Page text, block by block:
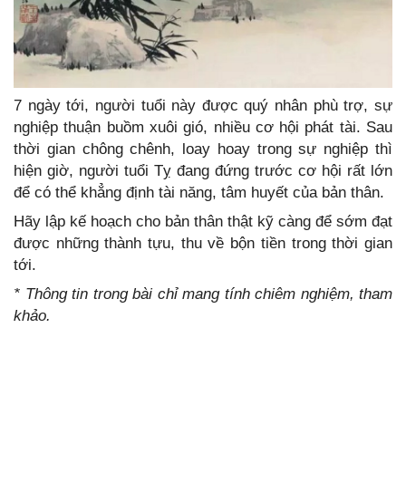
7 ngày tới, người tuổi này được quý nhân phù trợ, sự
nghiệp thuận buồm xuôi gió, nhiều cơ hội phát tài. Sau
thời gian chông chênh, loay hoay trong sự nghiệp thì
hiện giờ, người tuổi Tỵ đang đứng trước cơ hội rất lớn
để có thể khẳng định tài năng, tâm huyết của bản thân.
Hãy lập kế hoạch cho bản thân thật kỹ càng để sớm đạt
được những thành tựu, thu về bộn tiền trong thời gian
tới.
* Thông tin trong bài chỉ mang tính chiêm nghiệm, tham
khảo.